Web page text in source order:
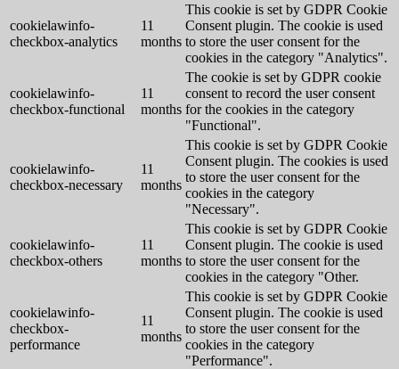
cookielawinfo-
checkbox-analytics
11
months
This cookie is set by GDPR Cookie
Consent plugin. The cookie is used
to store the user consent for the
cookies in the category "Analytics".
cookielawinfo-
checkbox-functional
11
months
The cookie is set by GDPR cookie
consent to record the user consent
for the cookies in the category
"Functional".
cookielawinfo-
checkbox-necessary
11
months
This cookie is set by GDPR Cookie
Consent plugin. The cookies is used
to store the user consent for the
cookies in the category
"Necessary".
cookielawinfo-
checkbox-others
11
months
This cookie is set by GDPR Cookie
Consent plugin. The cookie is used
to store the user consent for the
cookies in the category "Other.
cookielawinfo-
checkbox-
performance
11
months
This cookie is set by GDPR Cookie
Consent plugin. The cookie is used
to store the user consent for the
cookies in the category
"Performance".